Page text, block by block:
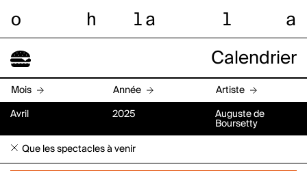
o h l a l a
Calendrier
Mois Année Artiste
Avril 2025
Auguste de
Boursetty
Que les spectacles à venir